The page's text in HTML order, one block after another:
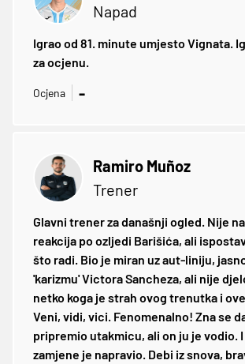
Napad
Igrao od 81. minute umjesto Vignata.
za ocjenu.
Ocjena -
Ramiro Muñoz
Trener
Glavni trener za današnji ogled. Nije
reakcija po ozljedi Barišića, ali
što radi. Bio je miran uz aut-liniju,
'karizmu' Victora Sancheza, ali nije
netko koga je strah ovog trenutka i
Veni, vidi, vici. Fenomenalno! Zna se
pripremio utakmicu, ali on ju je vodio.
zamjene je napravio. Debi iz snova,